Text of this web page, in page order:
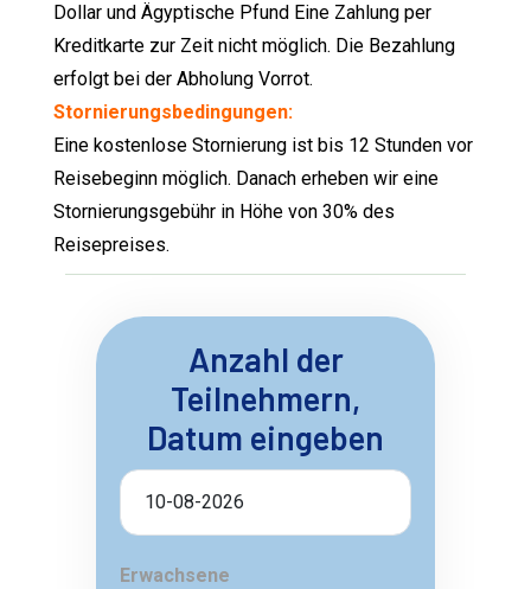
Dollar und Ägyptische Pfund Eine Zahlung per
Kreditkarte zur Zeit nicht möglich. Die Bezahlung
erfolgt bei der Abholung Vorrot.
Stornierungsbedingungen:
Eine kostenlose Stornierung ist bis 12 Stunden vor
Reisebeginn möglich. Danach erheben wir eine
Stornierungsgebühr in Höhe von 30% des
Reisepreises.
Anzahl der
Teilnehmern,
Datum eingeben
Erwachsene